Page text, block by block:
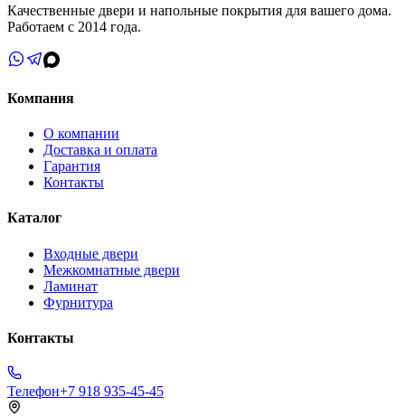
Качественные двери и напольные покрытия для вашего дома.
Работаем с 2014 года.
Компания
О компании
Доставка и оплата
Гарантия
Контакты
Каталог
Входные двери
Межкомнатные двери
Ламинат
Фурнитура
Контакты
Телефон+7 918 935-45-45